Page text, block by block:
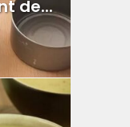
de...